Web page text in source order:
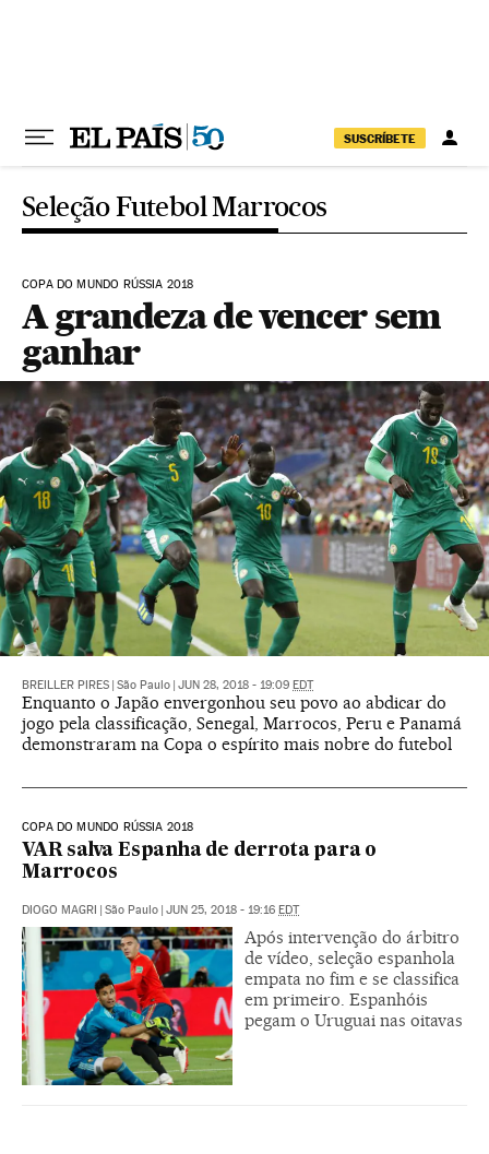
SUSCRÍBETE
Seleção Futebol Marrocos
COPA DO MUNDO RÚSSIA 2018
A grandeza de vencer sem
ganhar
BREILLER PIRES São Paulo JUN 28, 2018 - 19:09 EDT
Enquanto o Japão envergonhou seu povo ao abdicar do
jogo pela classificação, Senegal, Marrocos, Peru e Panamá
demonstraram na Copa o espírito mais nobre do futebol
COPA DO MUNDO RÚSSIA 2018
VAR salva Espanha de derrota para o
Marrocos
DIOGO MAGRI São Paulo JUN 25, 2018 - 19:16 EDT
Após intervenção do árbitro
de vídeo, seleção espanhola
empata no fim e se classifica
em primeiro. Espanhóis
pegam o Uruguai nas oitavas